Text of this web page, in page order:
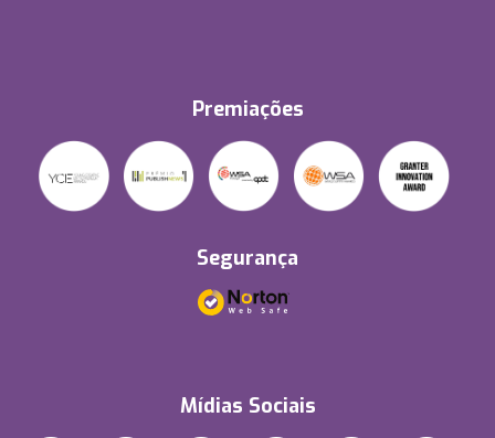
Premiações
Segurança
Mídias Sociais